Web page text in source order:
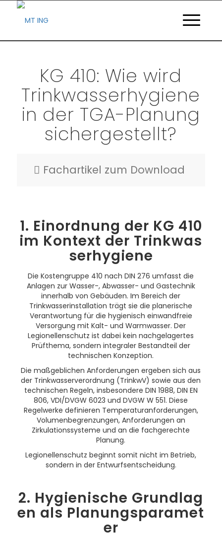
KG 410: Wie wird
Trinkwasserhygiene
in der TGA-Planung
sichergestellt?
Fachartikel zum Download
1. Einordnung der KG 410
im Kontext der Trinkwas
serhygiene
Die Kostengruppe 410 nach DIN 276 umfasst die
Anlagen zur Wasser-, Abwasser- und Gastechnik
innerhalb von Gebäuden. Im Bereich der
Trinkwasserinstallation trägt sie die planerische
Verantwortung für die hygienisch einwandfreie
Versorgung mit Kalt- und Warmwasser. Der
Legionellenschutz ist dabei kein nachgelagertes
Prüfthema, sondern integraler Bestandteil der
technischen Konzeption.
Die maßgeblichen Anforderungen ergeben sich aus
der Trinkwasserverordnung (TrinkwV) sowie aus den
technischen Regeln, insbesondere DIN 1988, DIN EN
806, VDI/DVGW 6023 und DVGW W 551. Diese
Regelwerke definieren Temperaturanforderungen,
Volumenbegrenzungen, Anforderungen an
Zirkulationssysteme und an die fachgerechte
Planung.
Legionellenschutz beginnt somit nicht im Betrieb,
sondern in der Entwurfsentscheidung.
2. Hygienische Grundlag
en als Planungsparamet
er